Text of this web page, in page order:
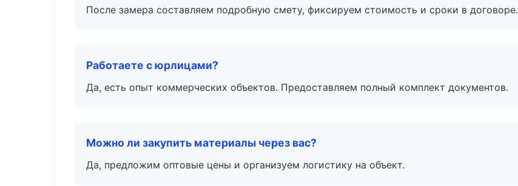
После замера составляем подробную смету, фиксируем стоимость и сроки в договоре.
Работаете с юрлицами?
Да, есть опыт коммерческих объектов. Предоставляем полный комплект документов.
Можно ли закупить материалы через вас?
Да, предложим оптовые цены и организуем логистику на объект.